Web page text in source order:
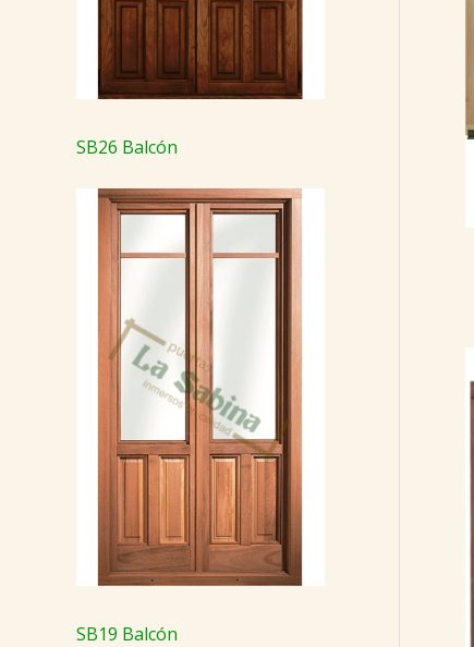
SB26 Balcón
SB19 Balcón